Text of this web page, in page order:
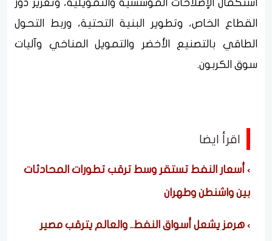
استكمال الإصلاحات المؤسسية والتمويلية، وتعزيز دور
القطاع الخاص، وتطوير البنية التحتية، وربط التحول
الطاقي بالتصنيع الأخضر والتمويل المناخي وآليات
سوق الكربون.
اقرأ ايضا
أسعار النفط تستقر وسط ترقب تطورات المحادثات
بين واشنطن وطهران
هرمز يشعل أسواق النفط.. والعالم يترقب مصير